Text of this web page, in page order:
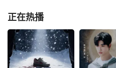
正在热播